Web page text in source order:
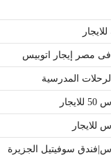
فى مصر إيجار اتوبيس
لرحلات المدرسية
للايجار
سوفيتيل الجزيرة